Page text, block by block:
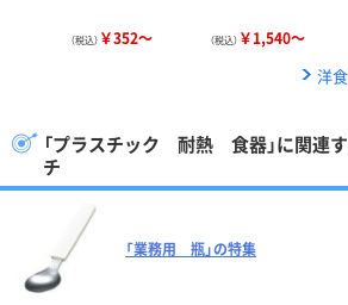
（税込） ￥352～ （税込） ￥1,540～
洋
「プラスチック 耐熱 食器」に関連
チ
「業務用 瓶」の特集